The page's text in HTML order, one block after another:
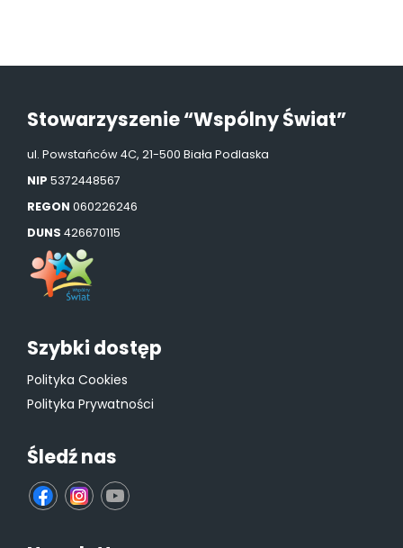
Stowarzyszenie “Wspólny Świat”
ul. Powstańców 4C, 21-500 Biała Podlaska
NIP 5372448567
REGON 060226246
DUNS 426670115
Szybki dostęp
Polityka Cookies
Polityka Prywatności
Śledź nas
fb ins yt